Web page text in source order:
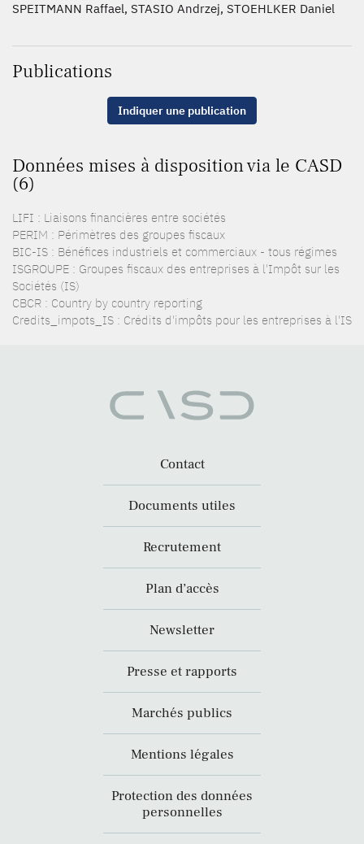
SPEITMANN Raffael, STASIO Andrzej, STOEHLKER Daniel
Publications
Indiquer une publication
Données mises à disposition via le CASD
(6)
LIFI : Liaisons financières entre sociétés
PERIM : Périmètres des groupes fiscaux
BIC-IS : Bénéfices industriels et commerciaux - tous régimes
ISGROUPE : Groupes fiscaux des entreprises à l'Impôt sur les
Sociétés (IS)
CBCR : Country by country reporting
Credits_impots_IS : Crédits d'impôts pour les entreprises à l'IS
Contact
Documents utiles
Recrutement
Plan d’accès
Newsletter
Presse et rapports
Marchés publics
Mentions légales
Protection des données
personnelles